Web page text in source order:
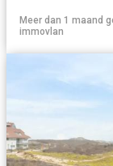
Meer dan 1 maand
immovlan